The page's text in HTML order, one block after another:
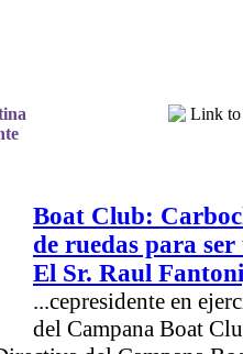
Boat Club:
de ruedas para
El Sr. Raul
...cepresidente en
del Campana Boat